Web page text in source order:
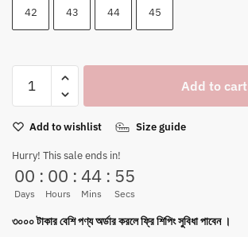
2,800৳ .1,450৳ .
42 43 44 45
Men's
Shoes
White
—
Lightweight
Sports
Add to cart
Add to wishlist Size guide
Hurry! This sale ends in!
00
Days
: 00
Hours
: 44
Mins
: 54
Secs
৩০০০ টাকার বেশি পণ্য অর্ডার করলে ফ্রি শিপিং সুবিধা পাবেন ।